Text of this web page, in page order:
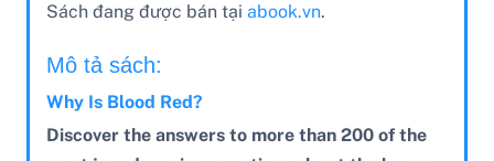
Sách đang được bán tại abook.vn.
Mô tả sách:
Why Is Blood Red?
Discover the answers to more than 200 of the